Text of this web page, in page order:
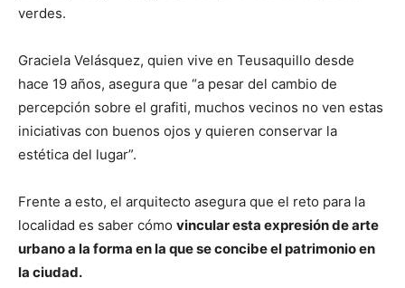
verdes.
Graciela Velásquez, quien vive en Teusaquillo desde
hace 19 años, asegura que “a pesar del cambio de
percepción sobre el grafiti, muchos vecinos no ven estas
iniciativas con buenos ojos y quieren conservar la
estética del lugar”.
Frente a esto, el arquitecto asegura que el reto para la
localidad es saber cómo vincular esta expresión de arte
urbano a la forma en la que se concibe el patrimonio en
la ciudad.